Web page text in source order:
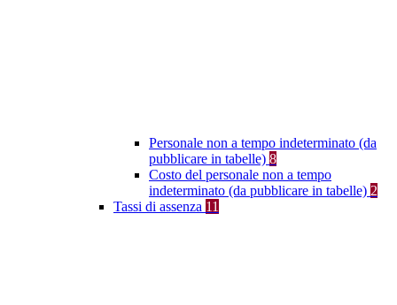
Personale non a tempo indeterminato (da
pubblicare in tabelle) 8
Costo del personale non a tempo
indeterminato (da pubblicare in tabelle) 2
Tassi di assenza 11